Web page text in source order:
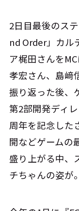
2日目最後のス
nd Order」カル
ア梶田さんを
孝宏さん、島﨑
振り返った後、
第2部開発ディ
周年を記念した
開などゲームの
盛り上がる中、
チちゃんの姿が。